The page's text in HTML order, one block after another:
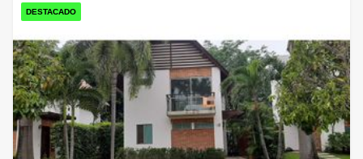
DESTACADO